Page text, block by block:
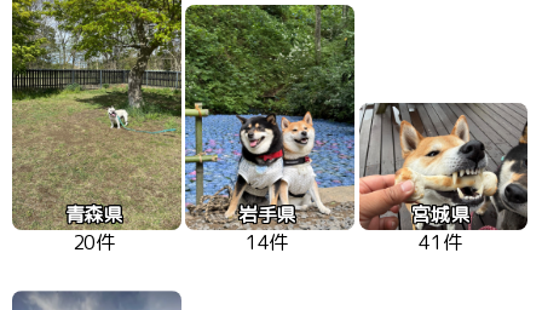
青森県
20件
岩手県
14件
宮城県
41件